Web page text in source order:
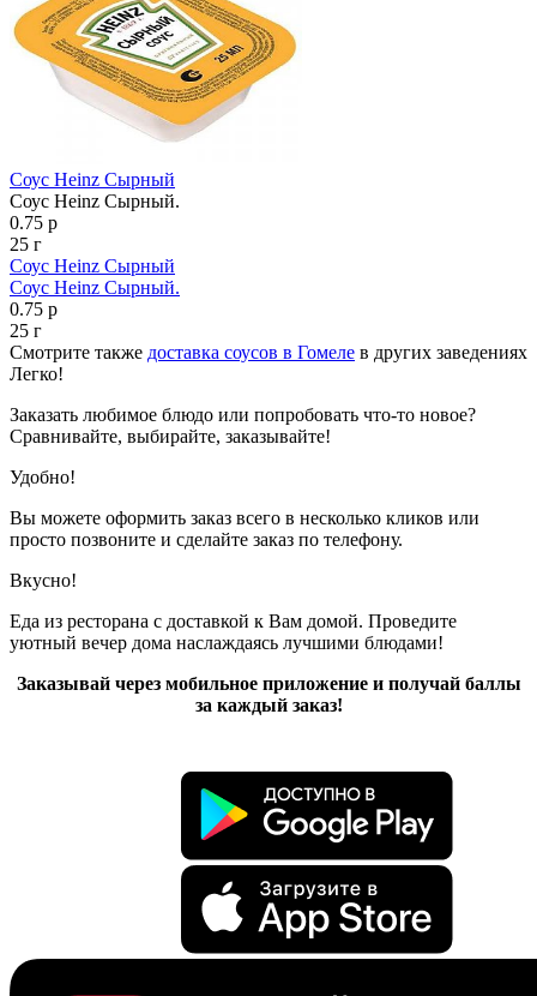
Соус Heinz Сырный
Соус Heinz Сырный.
0.75 р
25 г
Соус Heinz Сырный
Соус Heinz Сырный.
0.75 р
25 г
Смотрите также доставка соусов в Гомеле в других заведениях
Легко!
Заказать любимое блюдо или попробовать что-то новое?
Сравнивайте, выбирайте, заказывайте!
Удобно!
Вы можете оформить заказ всего в несколько кликов или
просто позвоните и сделайте заказ по телефону.
Вкусно!
Еда из ресторана с доставкой к Вам домой. Проведите
уютный вечер дома наслаждаясь лучшими блюдами!
Заказывай через мобильное приложение и получай баллы
за каждый заказ!